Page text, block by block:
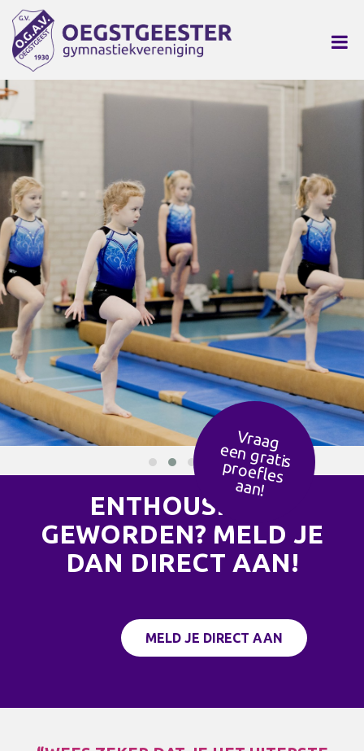
Vraag
een g
ratis
p
ro
efles
aan!
ENTHOUSIAST
GEWORDEN? MELD JE
DAN DIRECT AAN!
MELD JE DIRECT AAN